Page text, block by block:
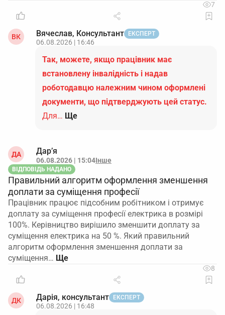
7
ВК Вячеслав, Консультант ЕКСПЕРТ
06.08.2026 | 16:46
Так, можете, якщо працівник має
встановлену інвалідність і надав
роботодавцю належним чином оформлені
документи, що підтверджують цей статус.
Для… Ще
ДА Дар’я
06.08.2026 | 15:04Інше
ВІДПОВІДЬ НАДАНО
Правильний алгоритм оформлення зменшення
доплати за суміщення професії
Працівник працює підсобним робітником і отримує
доплату за суміщення професії електрика в розмірі
100%. Керівництво вирішило зменшити доплату за
суміщення електрика на 50 %. Який правильний
алгоритм оформлення зменшення доплати за
суміщення…
8
ДК Дарія, консультант ЕКСПЕРТ
06.08.2026 | 16:48